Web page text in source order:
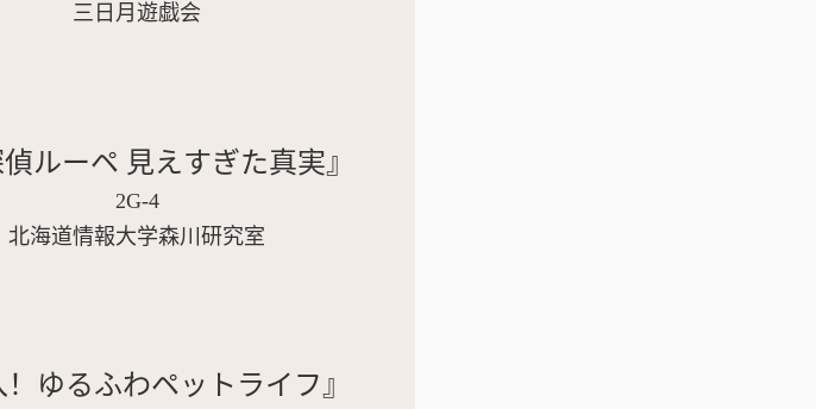
三日月遊戯会
偵ルーペ 見えすぎた真実』
2G-4
北海道情報大学森川研究室
！ゆるふわペットライフ』